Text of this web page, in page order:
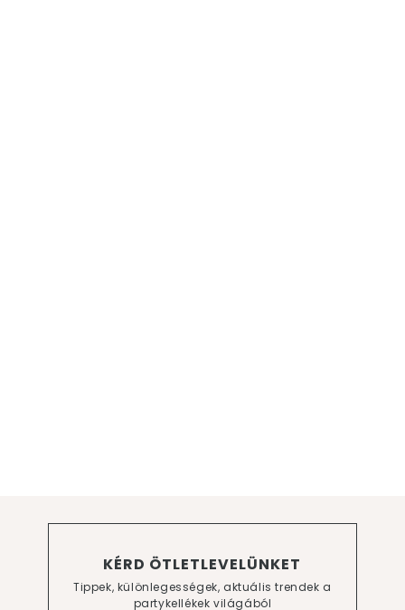
KÉRD ÖTLETLEVELÜNKET
Tippek, különlegességek, aktuális trendek a
partykellékek világából